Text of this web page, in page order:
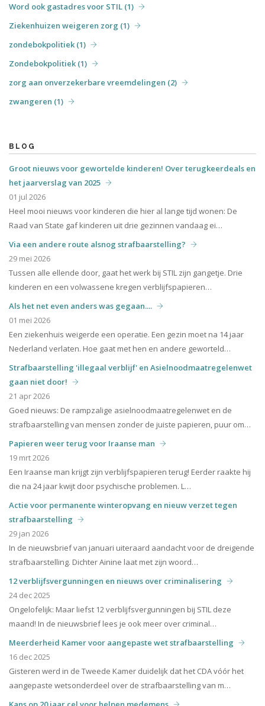
Word ook gastadres voor STIL (1)
Ziekenhuizen weigeren zorg (1)
zondebokpolitiek (1)
Zondebokpolitiek (1)
zorg aan onverzekerbare vreemdelingen (2)
zwangeren (1)
BLOG
Groot nieuws voor gewortelde kinderen! Over terugkeerdeals en
het jaarverslag van 2025
01 jul 2026
Heel mooi nieuws voor kinderen die hier al lange tijd wonen: De
Raad van State gaf kinderen uit drie gezinnen vandaag ei…
Via een andere route alsnog strafbaarstelling?
29 mei 2026
Tussen alle ellende door, gaat het werk bij STIL zijn gangetje. Drie
kinderen en een volwassene kregen verblijfspapieren…
Als het net even anders was gegaan....
01 mei 2026
Een ziekenhuis weigerde een operatie. Een gezin moet na 14 jaar
Nederland verlaten. Hoe gaat met hen en andere geworteld…
Strafbaarstelling 'illegaal verblijf' en Asielnoodmaatregelenwet
gaan niet door!
21 apr 2026
Goed nieuws: De rampzalige asielnoodmaatregelenwet en de
strafbaarstelling van mensen zonder de juiste papieren, puur om…
Papieren weer terug voor Iraanse man
19 mrt 2026
Een Iraanse man krijgt zijn verblijfspapieren terug! Eerder raakte hij
die na 24 jaar kwijt door psychische problemen. L…
Actie voor permanente winteropvang en nieuw verzet tegen
strafbaarstelling
29 jan 2026
In de nieuwsbrief van januari uiteraard aandacht voor de dreigende
strafbaarstelling. Dichter Ainine laat met zijn woord…
12 verblijfsvergunningen en nieuws over criminalisering
24 dec 2025
Ongelofelijk: Maar liefst 12 verblijfsvergunningen bij STIL deze
maand! In de nieuwsbrief lees je ook meer over criminal…
Meerderheid Kamer voor aangepaste wet strafbaarstelling
16 dec 2025
Gisteren werd in de Tweede Kamer duidelijk dat het CDA vóór het
aangepaste wetsonderdeel over de strafbaarstelling van m…